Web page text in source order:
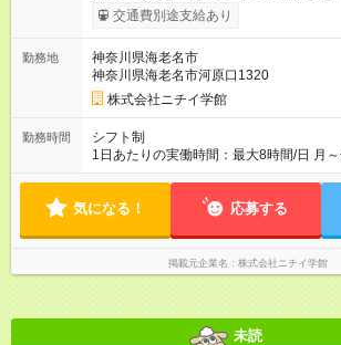
アップ制度あり 進級により給与がアップします！ 【
試用期間あり 試用期間の長さ：3ヶ月 雇
交通費別途支給あり
勤務地
神奈川県海老名市
神奈川県海老名市河原口1320
株式会社ニチイ学館
勤務時間
シフト制
1日あたりの実働時間：最大8時間/日 月
18:30 各休憩60分 土（シフトにより月2日） 9:00～13:30 ※上記
間、更衣時間による前後5分差のシフト
気になる！ 応募する
掲載元企業名 株式会社ニチイ学館
未読